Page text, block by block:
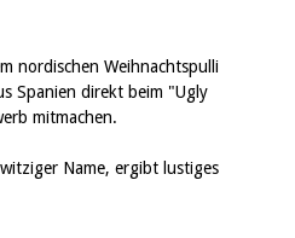
nordischen Weihnachtspulli
Spanien direkt beim "Ugly
mitmachen.
Name, ergibt lustiges